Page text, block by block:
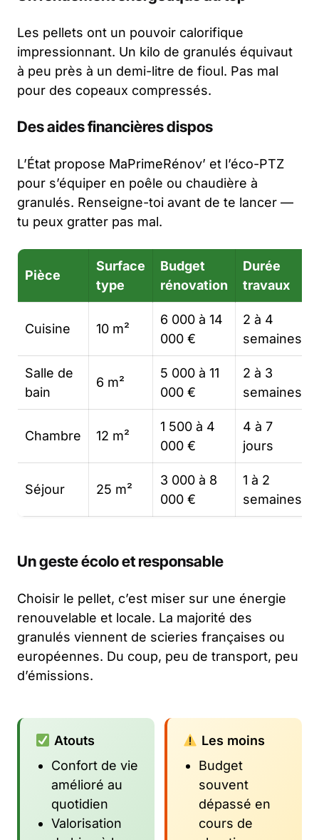
Les pellets ont un pouvoir calorifique
impressionnant. Un kilo de granulés équivaut
à peu près à un demi-litre de fioul. Pas mal
pour des copeaux compressés.
Des aides financières dispos
L’État propose MaPrimeRénov’ et l’éco-PTZ
pour s’équiper en poêle ou chaudière à
granulés. Renseigne-toi avant de te lancer —
tu peux gratter pas mal.
Pièce
Surface
type
Budget
rénovation
Durée
travaux
Cuisine 10 m²
6 000 à 14
000 €
2 à 4
semaines
Salle de
bain
6 m²
5 000 à 11
000 €
2 à 3
semaines
Chambre 12 m²
1 500 à 4
000 €
4 à 7
jours
Séjour 25 m²
3 000 à 8
000 €
1 à 2
semaines
Un geste écolo et responsable
Choisir le pellet, c’est miser sur une énergie
renouvelable et locale. La majorité des
granulés viennent de scieries françaises ou
européennes. Du coup, peu de transport, peu
d’émissions.
Atouts
Confort de vie
amélioré au
quotidien
Valorisation
Les moins
Budget
souvent
dépassé en
cours de